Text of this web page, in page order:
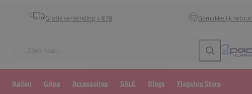
Gratis verzending > €79 Gemakkelijk
Zoeken
Ballen Grips Accessoires SALE Blogs Flagship Store